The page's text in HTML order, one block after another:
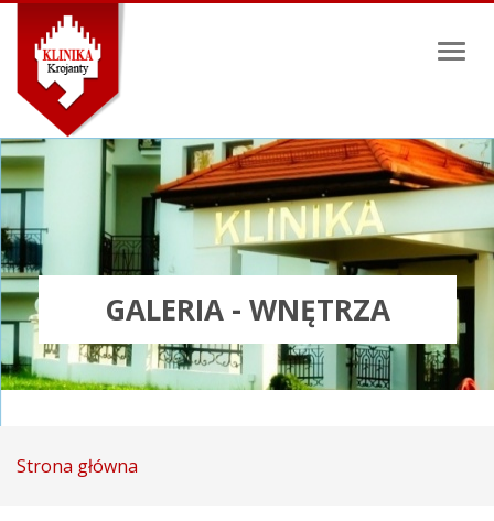
Toggle
GALERIA - WNĘTRZA
Strona główna